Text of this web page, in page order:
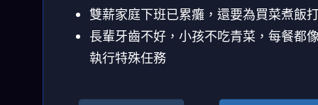
雙薪家庭下班已累癱，還要為買菜煮飯
長輩牙齒不好，小孩不吃青菜，每餐都
執行特殊任務